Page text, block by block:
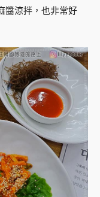
醬涼拌，也非常好